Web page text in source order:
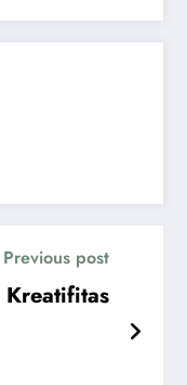
Previous post
Kreatifitas